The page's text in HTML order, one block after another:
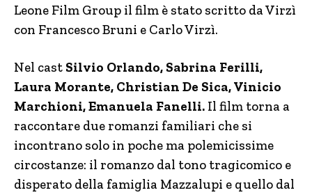
Leone Film Group il film è stato scritto da Virzì
con Francesco Bruni e Carlo Virzì.
Nel cast Silvio Orlando, Sabrina Ferilli,
Laura Morante, Christian De Sica, Vinicio
Marchioni, Emanuela Fanelli. Il film torna a
raccontare due romanzi familiari che si
incontrano solo in poche ma polemicissime
circostanze: il romanzo dal tono tragicomico e
disperato della famiglia Mazzalupi e quello dal